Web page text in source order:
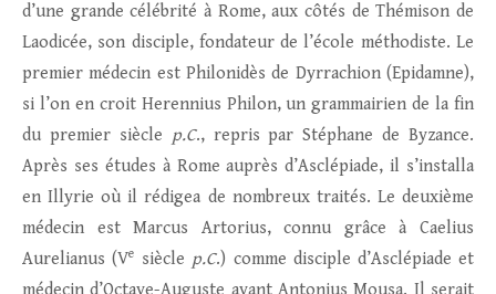
d’une grande célébrité à Rome, aux côtés de Thémison de
Laodicée, son disciple, fondateur de l’école méthodiste. Le
premier médecin est Philonidès de Dyrrachion (Epidamne),
si l’on en croit Herennius Philon, un grammairien de la fin
du premier siècle p.C., repris par Stéphane de Byzance.
Après ses études à Rome auprès d’Asclépiade, il s’installa
en Illyrie où il rédigea de nombreux traités. Le deuxième
médecin est Marcus Artorius, connu grâce à Caelius
Aurelianus (Ve siècle p.C.) comme disciple d’Asclépiade et